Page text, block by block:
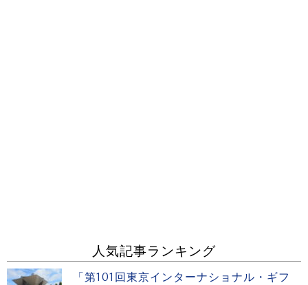
人気記事ランキング
「第101回東京インターナショナル・ギフ